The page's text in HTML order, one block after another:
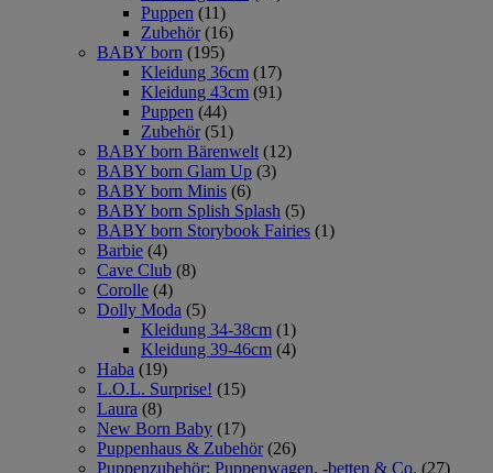
Puppen (11)
Zubehör (16)
BABY born (195)
Kleidung 36cm (17)
Kleidung 43cm (91)
Puppen (44)
Zubehör (51)
BABY born Bärenwelt (12)
BABY born Glam Up (3)
BABY born Minis (6)
BABY born Splish Splash (5)
BABY born Storybook Fairies (1)
Barbie (4)
Cave Club (8)
Corolle (4)
Dolly Moda (5)
Kleidung 34-38cm (1)
Kleidung 39-46cm (4)
Haba (19)
L.O.L. Surprise! (15)
Laura (8)
New Born Baby (17)
Puppenhaus & Zubehör (26)
Puppenzubehör: Puppenwagen, -betten & Co. (27)